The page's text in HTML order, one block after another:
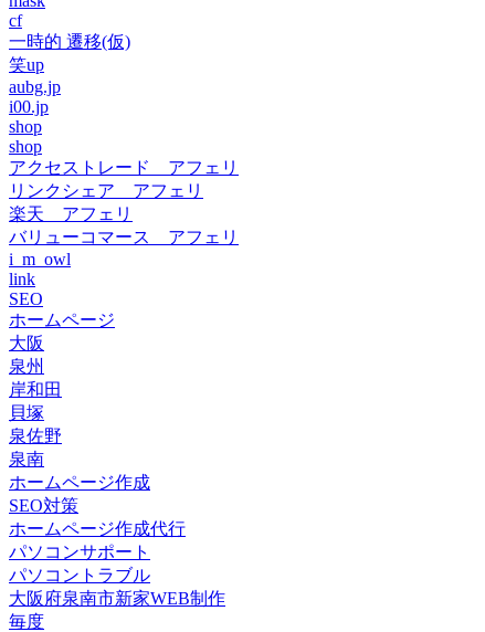
cf
一時的 遷移(仮)
笑up
aubg.jp
i00.jp
shop
shop
アクセストレード アフェリ
リンクシェア アフェリ
楽天 アフェリ
バリューコマース アフェリ
i_m_owl
link
SEO
ホームページ
大阪
泉州
岸和田
貝塚
泉佐野
泉南
ホームページ作成
SEO対策
ホームページ作成代行
パソコンサポート
パソコントラブル
大阪府泉南市新家WEB制作
毎度